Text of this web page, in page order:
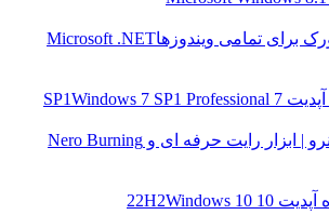
برای تمامی ویندوزهاMicrosoft .NET
Windows 7 SP1 Professional
Nero Burning
Windows 10